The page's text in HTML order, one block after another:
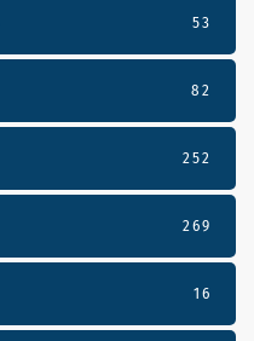
53
82
252
269
16